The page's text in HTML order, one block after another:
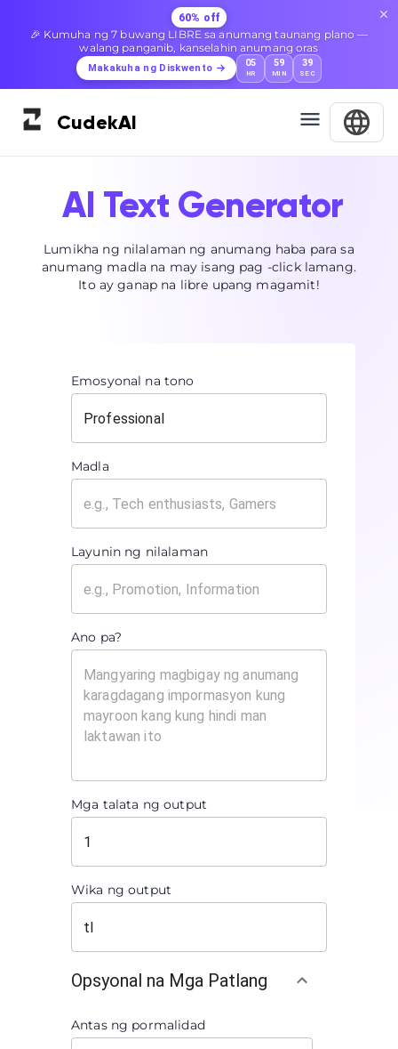
60% off
🎉 Kumuha ng 7 buwang LIBRE sa anumang taunang plano —
walang panganib, kanselahin anumang oras
Makakuha ng Diskwento 05
HR
59
MIN
38
SEC
CudekAI
AI Text Generator
Lumikha ng nilalaman ng anumang haba para sa
anumang madla na may isang pag -click lamang.
Ito ay ganap na libre upang magamit!
Emosyonal na tono
Madla
Layunin ng nilalaman
Ano pa?
Mga talata ng output
Wika ng output
Opsyonal na Mga Patlang
Antas ng pormalidad